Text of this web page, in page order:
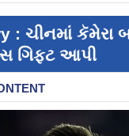
: ચીનમાં કૅમેરા
ગિફ્ટ આપી